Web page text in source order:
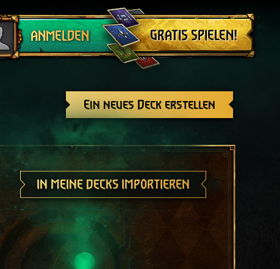
ANMELDEN
Abmelden
GRATIS SPIELEN!
Ein neues Deck erstellen
IN MEINE DECKS IMPORTIEREN